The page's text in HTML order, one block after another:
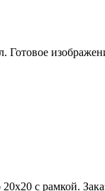
Готовое
с рамкой.